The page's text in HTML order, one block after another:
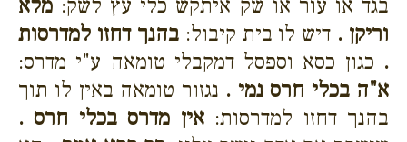
וריקן . דיש לו בית קיבול:בהנך דחזו למדרסות
. כגון כסא וספסל דמקבלי טומאה ע"י מדרס:
א"ה בכלי חרס נמי . נגזור טומאה באין לו תוך
בהנך דחזו למדרסות:אין מדרס בכלי חרס .